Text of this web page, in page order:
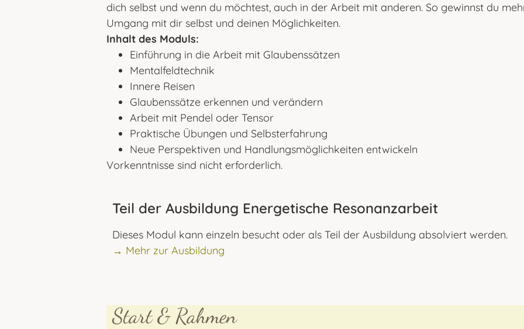
dich selbst und wenn du möchtest, auch in der Arbeit mit anderen. So gewinnst du
Umgang mit dir selbst und deinen Möglichkeiten.
Inhalt des Moduls:
Einführung in die Arbeit mit Glaubenssätzen
Mentalfeldtechnik
Innere Reisen
Glaubenssätze erkennen und verändern
Arbeit mit Pendel oder Tensor
Praktische Übungen und Selbsterfahrung
Neue Perspektiven und Handlungsmöglichkeiten entwickeln
Vorkenntnisse sind nicht erforderlich.
Teil der Ausbildung Energetische Resonanzarbeit
Dieses Modul kann einzeln besucht oder als Teil der Ausbildung absolviert werden.
→ Mehr zur Ausbildung
Start & Rahmen